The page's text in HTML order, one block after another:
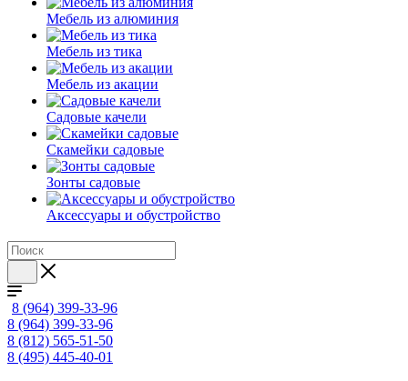
Мебель из алюминия
Мебель из тика
Мебель из акации
Садовые качели
Скамейки садовые
Зонты садовые
Аксессуары и обустройство
8 (964) 399-33-96
8 (964) 399-33-96
8 (812) 565-51-50
8 (495) 445-40-01